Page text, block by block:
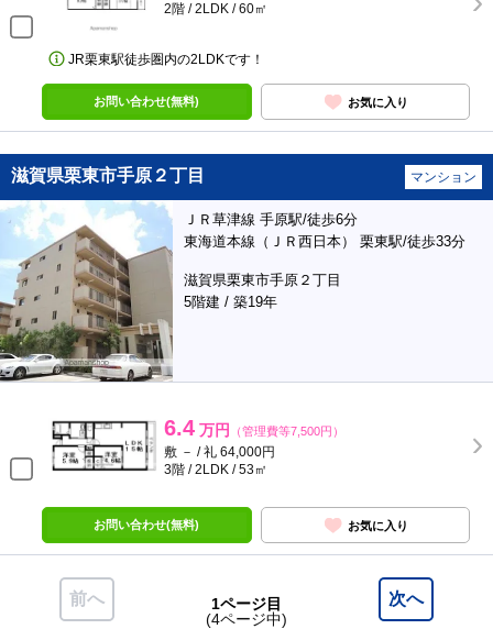
2階 / 2LDK / 60㎡
JR栗東駅徒歩圏内の2LDKです！
お問い合わせ(無料) お気に入り
滋賀県栗東市手原２丁目 マンション
ＪＲ草津線 手原駅/徒歩6分
東海道本線（ＪＲ西日本） 栗東駅/徒歩33分
滋賀県栗東市手原２丁目
5階建 / 築19年
6.4 万円 （管理費等7,500円）
敷 － / 礼 64,000円
3階 / 2LDK / 53㎡
お問い合わせ(無料) お気に入り
前へ 次へ
1ページ目
(4ページ中)